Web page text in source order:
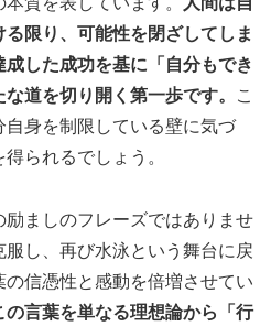
限り、可能性を閉ざしてしま
した成功を基に「自分もでき
道を切り開く第一歩です。
こ
身を制限している壁に気づ
られるでしょう。
ましのフレーズではありませ
し、再び水泳という舞台に戻
信憑性と感動を倍増させてい
の言葉を単なる理想論から「行